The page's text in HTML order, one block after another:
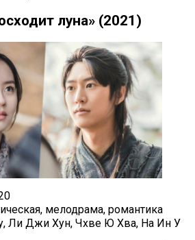
луна» (2021)
мелодрама, романтика
Ли Джи Хун, Чхве Ю Хва, На Ин У